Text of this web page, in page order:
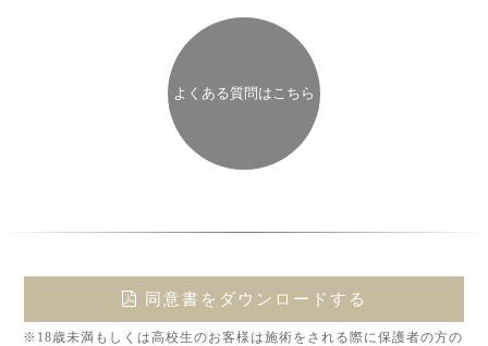
よくある質問はこちら
同意書をダウンロードする
※18歳未満もしくは高校生のお客様は施術をされる際に保護者の方の